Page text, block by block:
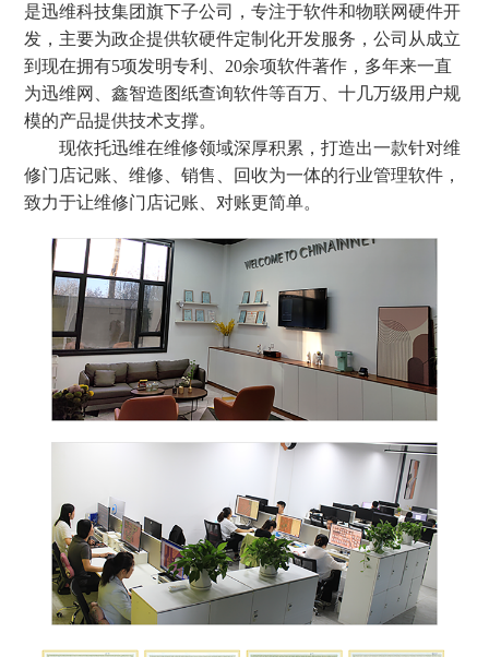
是迅维科技集团旗下子公司，专注于软件和物联网硬件开
发，主要为政企提供软硬件定制化开发服务，公司从成立
到现在拥有5项发明专利、20余项软件著作，多年来一直
为迅维网、鑫智造图纸查询软件等百万、十几万级用户规
模的产品提供技术支撑。
现依托迅维在维修领域深厚积累，打造出一款针对维
修门店记账、维修、销售、回收为一体的行业管理软件，
致力于让维修门店记账、对账更简单。